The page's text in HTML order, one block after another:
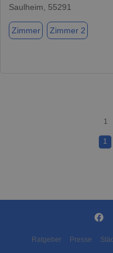
Saulheim, 55291
Zimmer Zimmer 2
1
1
Ratgeber Presse